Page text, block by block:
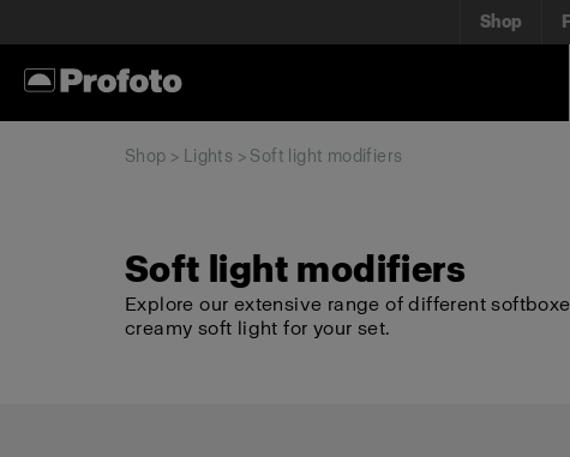
Shop
Shop > Lights > Soft light modifiers
Soft light modifiers
Explore our extensive range of different
creamy soft light for your set.